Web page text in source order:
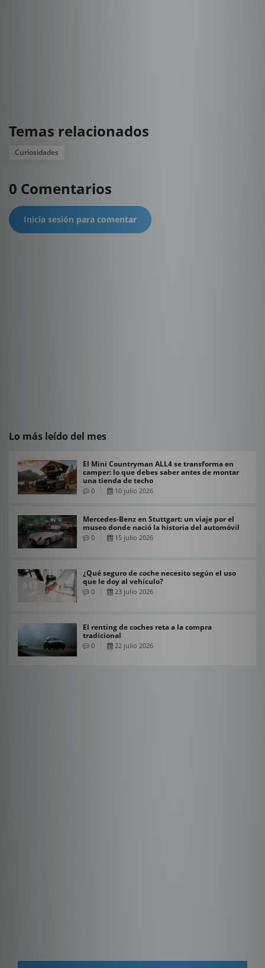
Temas relacionados
Curiosidades
0 Comentarios
Inicia sesión para comentar
Lo más leído del mes
El Mini Countryman ALL4 se transforma en
camper: lo que debes saber antes de montar
una tienda de techo
0 10 julio 2026
Mercedes-Benz en Stuttgart: un viaje por el
museo donde nació la historia del automóvil
0 15 julio 2026
¿Qué seguro de coche necesito según el uso
que le doy al vehículo?
0 23 julio 2026
El renting de coches reta a la compra
tradicional
0 22 julio 2026